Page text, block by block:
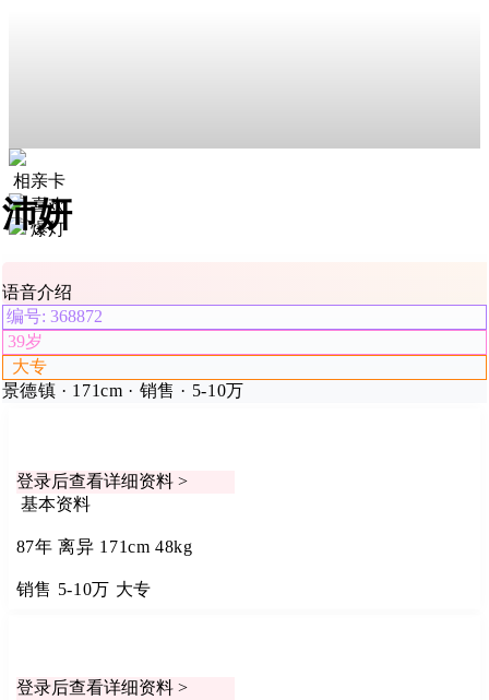
相亲卡
喜欢
爆灯
沛妍
语音介绍
编号: 368872
39岁
大专
景德镇 · 171cm · 销售 · 5-10万
登录后查看详细资料 >
基本资料
87年离异 171cm48kg
销售 5-10万 大专
登录后查看详细资料 >